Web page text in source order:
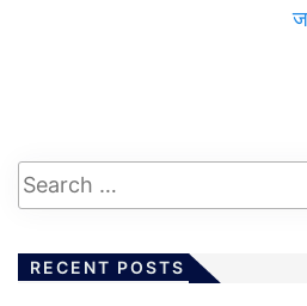
RECENT POSTS